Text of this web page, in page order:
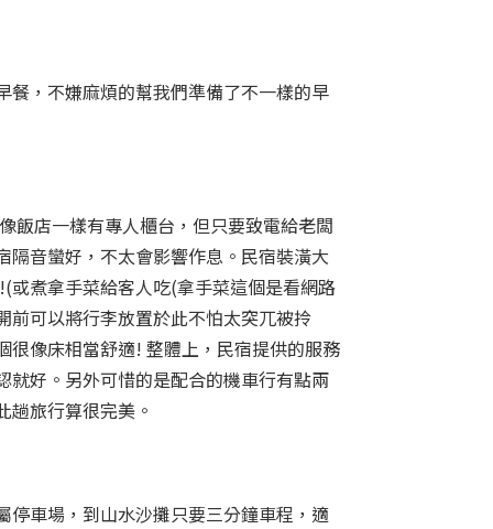
餐，不嫌麻煩的幫我們準備了不一樣的早
飯店一樣有專人櫃台，但只要致電給老闆
音蠻好，不太會影響作息。民宿裝潢大
煮拿手菜給客人吃(拿手菜這個是看網路
前可以將行李放置於此不怕太突兀被拎
很像床相當舒適! 整體上，民宿提供的服務
就好。另外可惜的是配合的機車行有點兩
旅行算很完美。
停車場，到山水沙攤只要三分鐘車程，適